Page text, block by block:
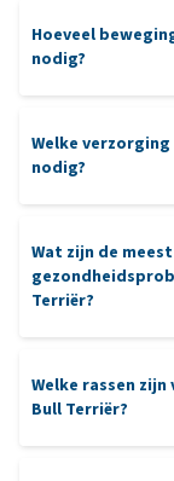
Hoeveel
nodig?
Welke
nodig?
Wat zijn de
Terriër?
Welke rassen
Bull Terriër?